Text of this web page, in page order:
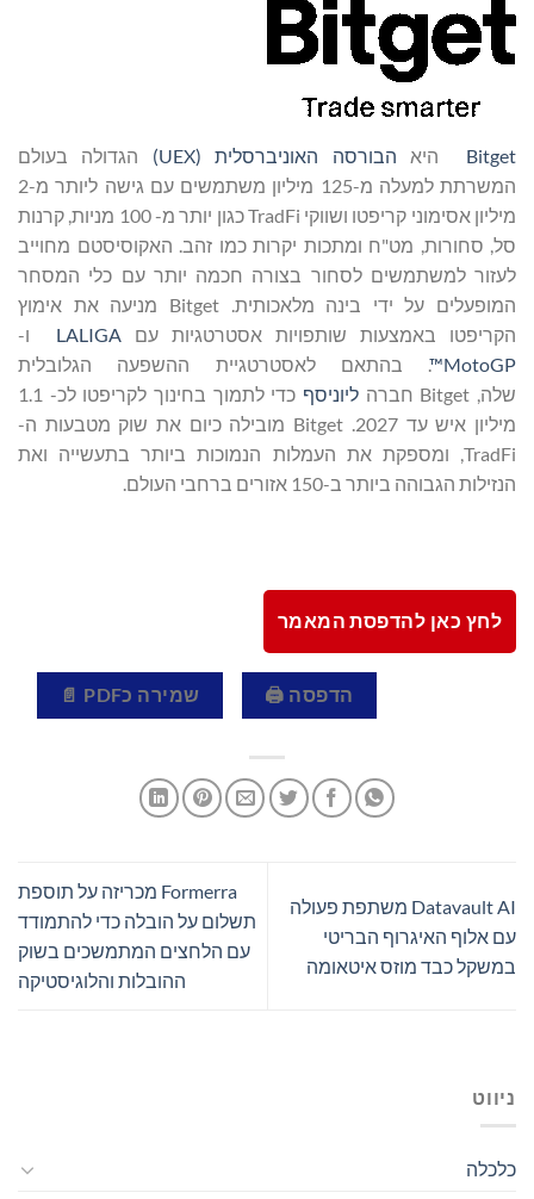
Bitget היא הבורסה האוניברסלית (UEX)
הגדולה בעולם
המשרתת למעלה מ-125 מיליון משתמשים עם גישה ליותר מ-2
מיליון אסימוני קריפטו ושווקי TradFi כגון יותר מ- 100 מניות, קרנות
סל, סחורות, מט"ח ומתכות יקרות כמו זהב. האקוסיסטם מחוייב
לעזור למשתמשים לסחור בצורה חכמה יותר עם כלי המסחר
המופעלים על ידי בינה מלאכותית. Bitget מניעה את אימוץ
הקריפטו באמצעות שותפויות אסטרטגיות עם LALIGA ו-
MotoGP™
. בהתאם לאסטרטגיית ההשפעה הגלובלית
שלה, Bitget חברה
ליוניסף
כדי לתמוך בחינוך לקריפטו לכ- 1.1
מיליון איש עד 2027. Bitget מובילה כיום את שוק מטבעות ה-
TradFi, ומספקת את העמלות הנמוכות ביותר בתעשייה ואת
הנזילות הגבוהה ביותר ב-150 אזורים ברחבי העולם.
לחץ כאן להדפסת המאמר
הדפסה 🖨 שמירה כPDF 📄
Datavault AI משתפת פעולה
עם אלוף האיגרוף הבריטי
במשקל כבד מוזס איטאומה
Formerra מכריזה על תוספת
תשלום על הובלה כדי להתמודד
עם הלחצים המתמשכים בשוק
ההובלות והלוגיסטיקה
ניווט
כלכלה